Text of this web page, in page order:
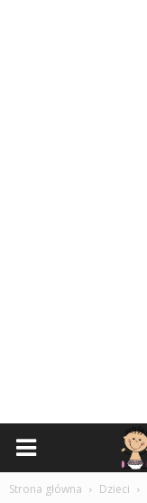
Strona główna Dzieci